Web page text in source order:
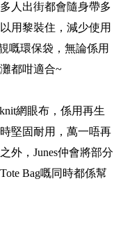
人出街都會隨身帶多
用黎裝住，減少使用
嘅環保袋，無論係用
都咁適合~
網眼布，係用再生
堅固耐用，萬一唔再
外，Junes仲會將部分
Bag嘅同時都係幫